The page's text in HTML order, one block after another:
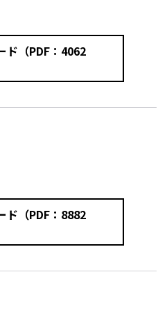
ド（PDF：4062
ド（PDF：8882